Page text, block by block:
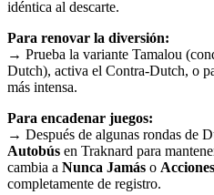
idéntica al descarte.
Para renovar la diversión:
→ Prueba la variante Tamalou
Dutch), activa el Contra-Dutch, o
más intensa.
Para encadenar juegos:
→ Después de algunas rondas de
Autobús en Traknard para
cambia a Nunca Jamás o
completamente de registro.